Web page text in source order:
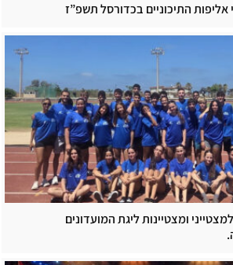
אליפות התיכוניים בכדורסל תשפ”ז
ומצטיינות ליגת המועדונים